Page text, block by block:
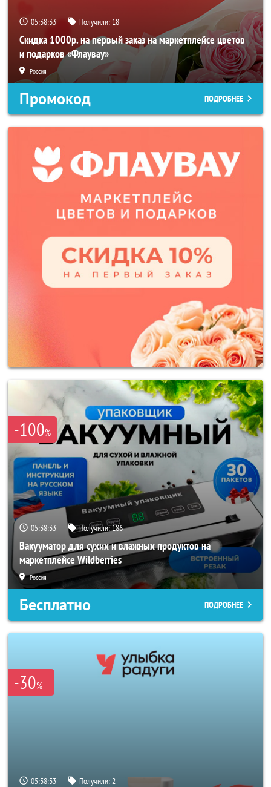
05:38:31 Получили: 18
Скидка 1000р. на первый заказ на маркетплейсе цветов
и подарков «Флаувау»
Россия
Промокод ПОДРОБНЕЕ
-100%
05:38:31 Получили:186
Вакууматор для сухих и влажных продуктов на
маркетплейсе Wildberries
Россия
Бесплатно ПОДРОБНЕЕ
-30%
05:38:31 Получили:2